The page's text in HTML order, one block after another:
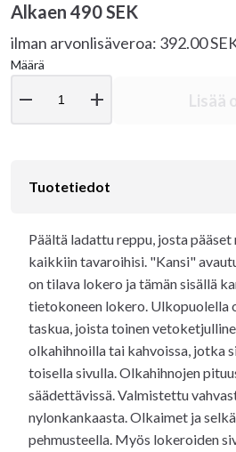
Alkaen 490 SEK
ilman arvonlisäveroa: 392.00
Määrä
remove add Lisää
Tuotetiedot
Päältä ladattu reppu, josta
kaikkiin tavaroihisi. "Kansi"
on tilava lokero ja tämän sisällä
tietokoneen lokero. Ulkopuolella
taskua, joista toinen
olkahihnoilla tai kahvoissa, jotka
toisella sivulla. Olkahihnojen
säädettävissä. Valmistettu
nylonkankaasta. Olkaimet ja
pehmusteella. Myös lokeroiden